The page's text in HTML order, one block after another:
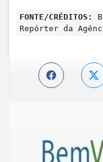
FONTE/CRÉDITOS:
Repórter da